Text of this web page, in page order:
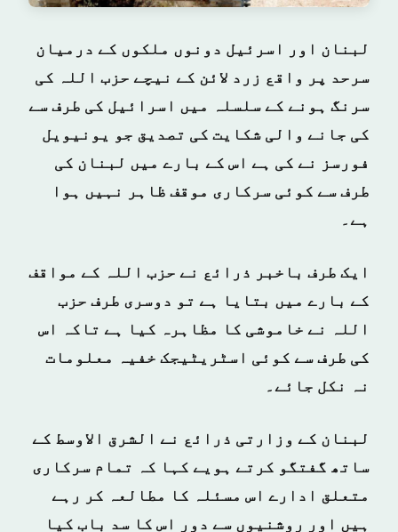
لبنان اور اسرئیل دونوں ملکوں کے درمیان
سرحد پر واقع زرد لائن کے نیچے حزب اللہ کی
سرنگ ہونے کے سلسلہ میں اسرائیل کی طرف سے
کی جانے والی شکایت کی تصدیق جو یونیویل
فورسز نے کی ہے اس کے بارے میں لبنان کی
طرف سے کوئی سرکاری موقف ظاہر نہیں ہوا
ہے۔
ایک طرف باخبر ذرائع نے حزب اللہ کے مواقف
کے بارے میں بتایا ہے تو دوسری طرف حزب
اللہ نے خاموشی کا مظاہرہ کیا ہے تاکہ اس
کی طرف سے کوئی اسٹریٹیجک خفیہ معلومات
نہ نکل جائے۔
لبنان کے وزارتی ذرائع نے الشرق الاوسط کے
ساتھ گفتگو کرتے ہویے کہا کہ تمام سرکاری
متعلق ادارے اس مسئلہ کا مطالعہ کر رہے
ہیں اور روشنیوں سے دور اس کا سد باب کیا